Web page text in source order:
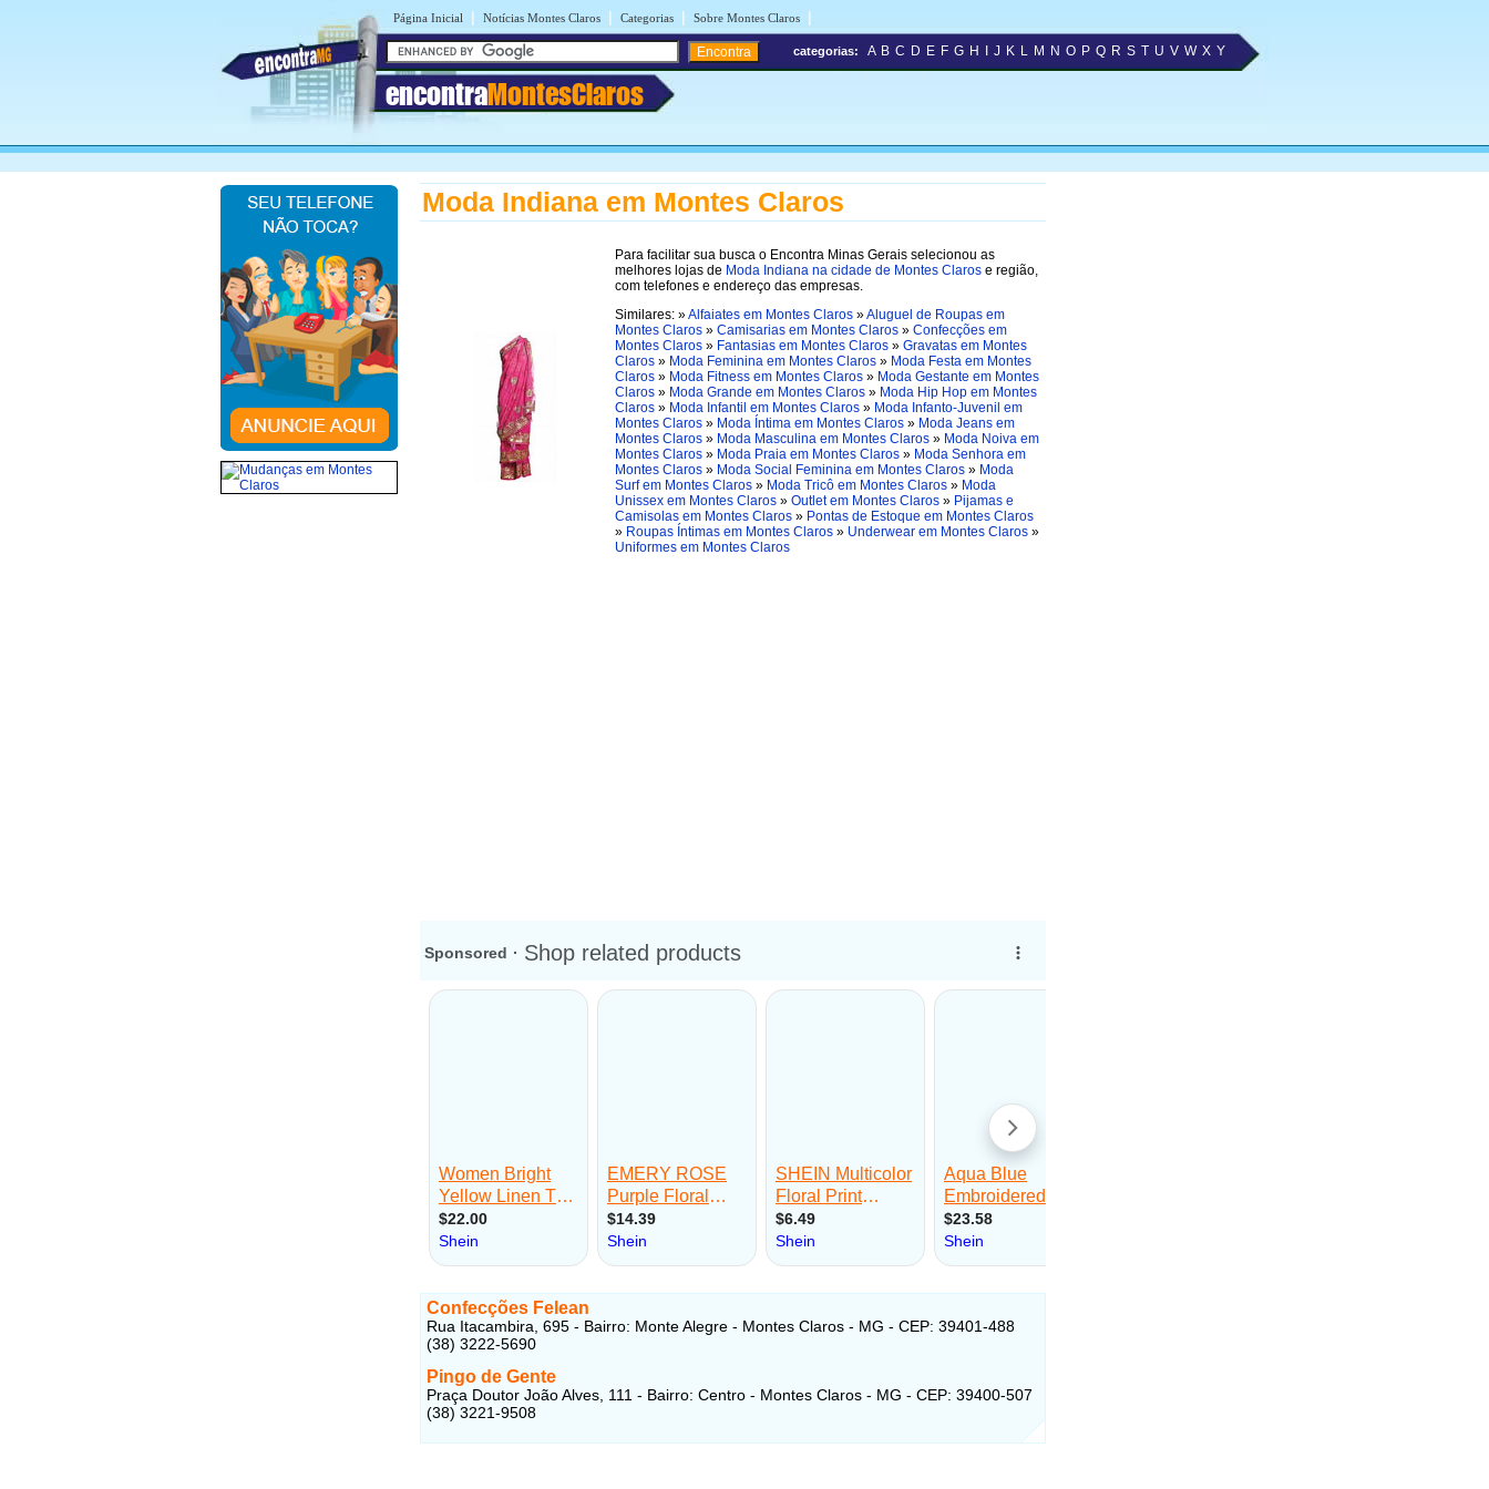
Página Inicial | Notícias Montes Claros | Categorias | Sobre Montes Claros |
encontraMontesClaros
categorias: A B C D E F G H J K L M N O P Q R S T U V W X Y
Moda Indiana em Montes Claros
Para facilitar sua busca o Encontra Minas Gerais selecionou as
melhores lojas de Moda Indiana na cidade de Montes Claros e região,
com telefones e endereço das empresas.
Similares: »Alfaiates em Montes Claros »Aluguel de Roupas em
Montes Claros » Camisarias em Montes Claros » Confecções em
Montes Claros » Fantasias em Montes Claros » Gravatas em Montes
Claros » Moda Feminina em Montes Claros » Moda Festa em Montes
Claros » Moda Fitness em Montes Claros » Moda Gestante em Montes
Claros » Moda Grande em Montes Claros » Moda Hip Hop em Montes
Claros » Moda Infantil em Montes Claros » Moda Infanto-Juvenil em
Montes Claros » Moda Íntima em Montes Claros » Moda Jeans em
Montes Claros » Moda Masculina em Montes Claros » Moda Noiva em
Montes Claros » Moda Praia em Montes Claros » Moda Senhora em
Montes Claros » Moda Social Feminina em Montes Claros » Moda
Surf em Montes Claros » Moda Tricô em Montes Claros » Moda
Unissex em Montes Claros » Outlet em Montes Claros » Pijamas e
Camisolas em Montes Claros » Pontas de Estoque em Montes Claros
» Roupas Íntimas em Montes Claros » Underwear em Montes Claros »
Uniformes em Montes Claros
Confecções Felean
Rua Itacambira, 695 - Bairro: Monte Alegre - Montes Claros - MG - CEP: 39401-488
(38) 3222-5690
Pingo de Gente
Praça Doutor João Alves, 111 - Bairro: Centro - Montes Claros - MG - CEP: 39400-507
(38) 3221-9508